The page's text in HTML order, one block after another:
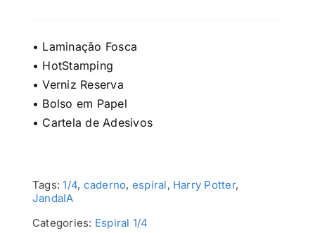
• Laminação Fosca
• HotStamping
• Verniz Reserva
• Bolso em Papel
• Cartela de Adesivos
Tags:1/4, caderno, espiral, Harry Potter,
JandaIA
Categories: Espiral 1/4